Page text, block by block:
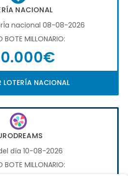
NACIONAL
nacional 08-08-2026
BOTE MILLONARIO:
LOTERÍA NACIONAL
día 10-08-2026
BOTE MILLONARIO: